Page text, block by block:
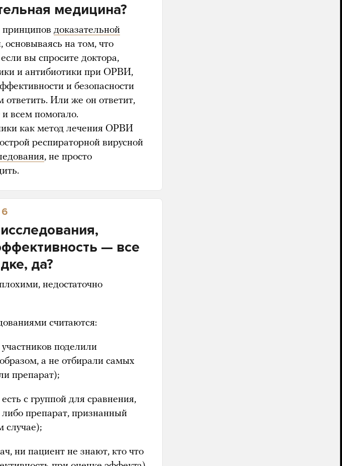
медицина?
принципов доказательной
на том, что
вы спросите доктора,
и антибиотики при ОРВИ,
и безопасности
ответить. Или же он ответит,
всем помогало.
как метод лечения ОРВИ
респираторной вирусной
, не просто
6
— все
да?
недостаточно
считаются:
поделили
а не отбирали самых
препарат);
с группой для сравнения,
препарат, признанный
случае);
ни пациент не знают, кто что